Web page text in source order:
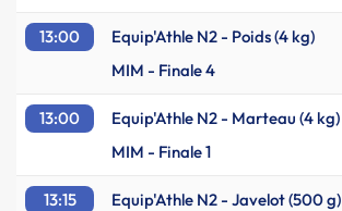
13:00 Equip'Athle N2 - Poids (4 kg)
MIM - Finale 4
13:00 Equip'Athle N2 - Marteau (4 kg)
MIM - Finale 1
13:15 Equip'Athle N2 - Javelot (500 g)